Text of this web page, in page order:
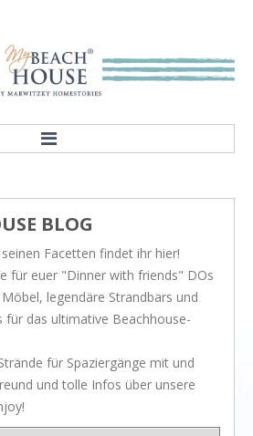
BLOG
Facetten findet ihr hier!
für euer "Dinner with friends" DOs
legendäre Strandbars und
für das ultimative Beachhouse-
für Spaziergänge mit und
und tolle Infos über unsere